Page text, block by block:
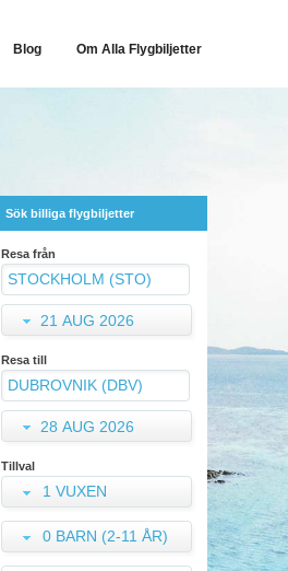
Blog Om Alla Flygbiljetter
Sök billiga flygbiljetter
Resa från
21 AUG 2026
Resa till
28 AUG 2026
Tillval
1 VUXEN
0 BARN (2-11 ÅR)